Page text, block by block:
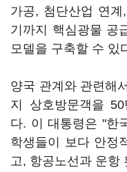
가공, 첨단산업 연
기까지 핵심광물 공
모델을 구축할 수 있
양국 관계와 관련해
지 상호방문객을 50
다. 이 대통령은 "한
학생들이 보다 안정
고, 항공노선과 운항